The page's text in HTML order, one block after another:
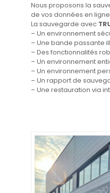
Nous proposons la
de vos données en
La sauvegarde avec
– Un environnement
– Une bande passante
– Des fonctionnalités
– Un environnement
– Un environnement
– Un rapport de
– Une restauration via